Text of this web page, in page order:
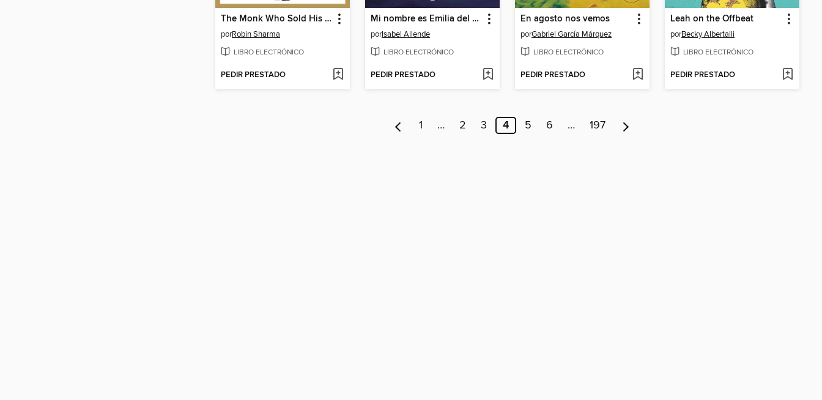
The Monk Who Sold His Ferrari
porRobin Sharma
LIBRO ELECTRÓNICO
PEDIR PRESTADO
Mi nombre es Emilia del Valle
porIsabel Allende
LIBRO ELECTRÓNICO
PEDIR PRESTADO
En agosto nos vemos
porGabriel García Márquez
LIBRO ELECTRÓNICO
PEDIR PRESTADO
Leah on the Offbeat
porBecky Albertalli
LIBRO ELECTRÓNICO
PEDIR PRESTADO
1 … 2 3 4 5 6 … 197